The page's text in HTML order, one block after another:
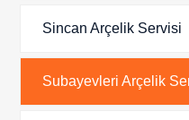
Sincan Arçelik Servisi
Subayevleri Arçelik